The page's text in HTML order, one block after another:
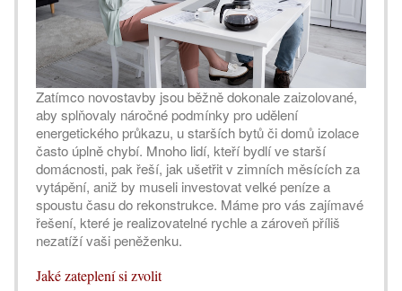
Zatímco novostavby jsou běžně dokonale zaizolované,
aby splňovaly náročné podmínky pro udělení
energetického průkazu, u starších bytů či domů izolace
často úplně chybí. Mnoho lidí, kteří bydlí ve starší
domácnosti, pak řeší, jak ušetřit v zimních měsících za
vytápění, aniž by museli investovat velké peníze a
spoustu času do rekonstrukce. Máme pro vás zajímavé
řešení, které je realizovatelné rychle a zároveň příliš
nezatíží vaši peněženku.
Jaké zateplení si zvolit